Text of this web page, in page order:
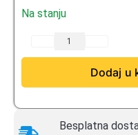
Na stanju
Dodaj u
Besplatna